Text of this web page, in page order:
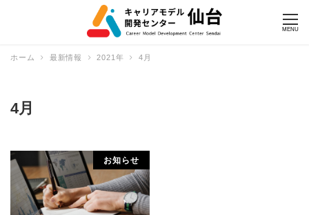
MENU
ホーム 最新情報 2021年 4月
4月
お知らせ